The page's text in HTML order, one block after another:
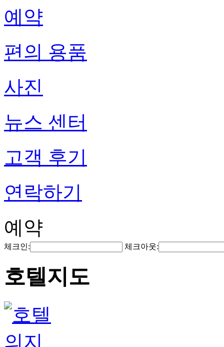
예약
편의 용품
사진
뉴스 센터
고객 후기
연락하기
예약
체크인: 체크아웃:
호텔지도